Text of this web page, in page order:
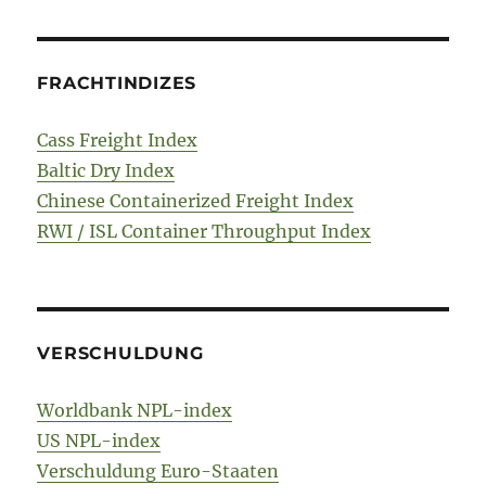
FRACHTINDIZES
Cass Freight Index
Baltic Dry Index
Chinese Containerized Freight Index
RWI / ISL Container Throughput Index
VERSCHULDUNG
Worldbank NPL-index
US NPL-index
Verschuldung Euro-Staaten